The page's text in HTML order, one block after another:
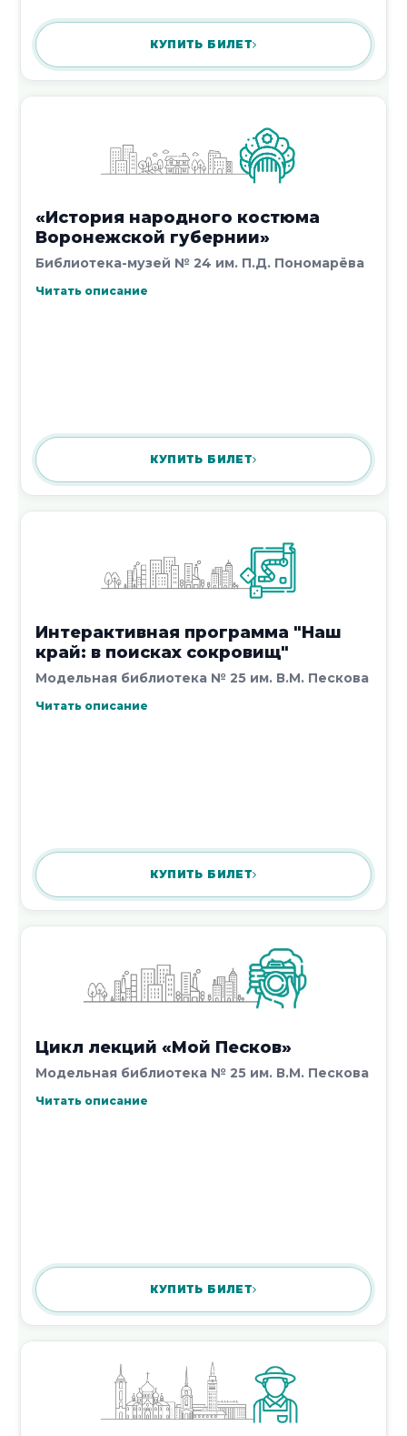
6 августа 2026
Экскурсия «По просторам дороги
5 августа 2026
Час истории «Стратегия Брусилова:
прорыв, изменивший ход войны»
Новости 1 - 10 из 20431
Начало | Пред. |1 2 3 4 5|След.|Конец
КУПИТЬ БИЛЕТ
«История народного костюма
Воронежской губернии»
Библиотека-музей № 24 им. П.Д. Пономарёва
Читать описание
КУПИТЬ БИЛЕТ
Интерактивная программа "Наш
край: в поисках сокровищ"
Модельная библиотека № 25 им. В.М. Пескова
Читать описание
КУПИТЬ БИЛЕТ
Цикл лекций «Мой Песков»
Модельная библиотека № 25 им. В.М. Пескова
Читать описание
КУПИТЬ БИЛЕТ